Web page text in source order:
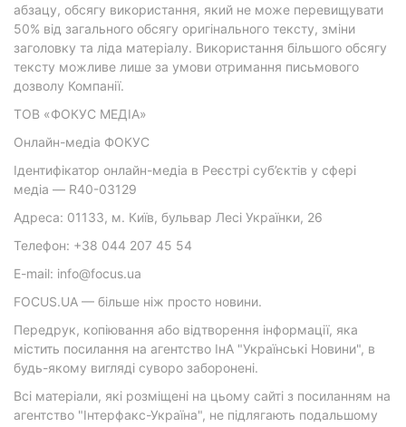
абзацу, обсягу використання, який не може перевищувати
50% від загального обсягу оригінального тексту, зміни
заголовку та ліда матеріалу. Використання більшого обсягу
тексту можливе лише за умови отримання письмового
дозволу Компанії.
ТОВ «ФОКУС МЕДІА»
Онлайн-медіа ФОКУС
Ідентифікатор онлайн-медіа в Реєстрі суб’єктів у сфері
медіа — R40-03129
Адреса: 01133, м. Київ, бульвар Лесі Українки, 26
Телефон: +38 044 207 45 54
E-mail: info@focus.ua
FOCUS.UA — більше ніж просто новини.
Передрук, копіювання або відтворення інформації, яка
містить посилання на агентство ІнА "Українські Новини", в
будь-якому вигляді суворо заборонені.
Всі матеріали, які розміщені на цьому сайті з посиланням на
агентство "Інтерфакс-Україна", не підлягають подальшому